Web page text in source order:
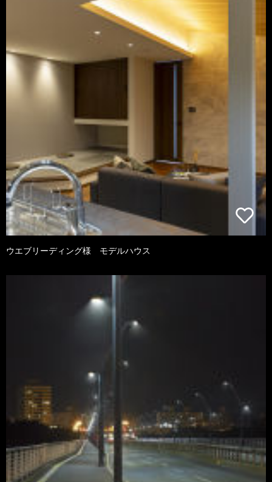
ウエブリーディング様 モデルハウス